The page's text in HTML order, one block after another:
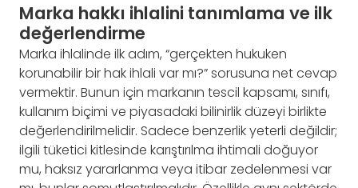
Marka hakkı ihlalini tanımlama ve ilk
değerlendirme
Marka ihlalinde ilk adım, “gerçekten hukuken
korunabilir bir hak ihlali var mı?” sorusuna net cevap
vermektir. Bunun için markanın tescil kapsamı, sınıfı,
kullanım biçimi ve piyasadaki bilinirlik düzeyi birlikte
değerlendirilmelidir. Sadece benzerlik yeterli değildir;
ilgili tüketici kitlesinde karıştırılma ihtimali doğuyor
mu, haksız yararlanma veya itibar zedelenmesi var